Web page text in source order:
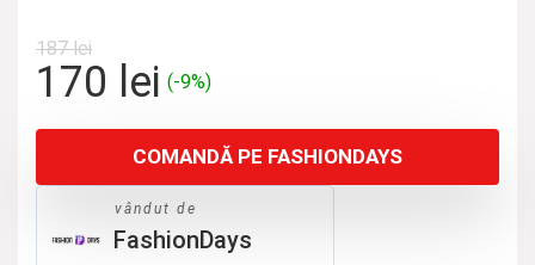
187lei
Prețul
a
fost:
187 lei.
170 leiPrețul
este:
170 lei.
(-9%)
COMANDĂ PE FASHIONDAYS
vândut de
FashionDays